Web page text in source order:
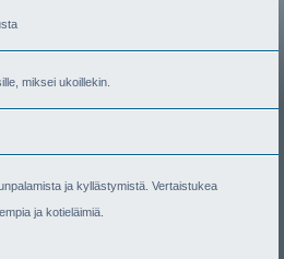
miksei ukoillekin.
ja kyllästymistä. Vertaistukea
ja kotieläimiä.